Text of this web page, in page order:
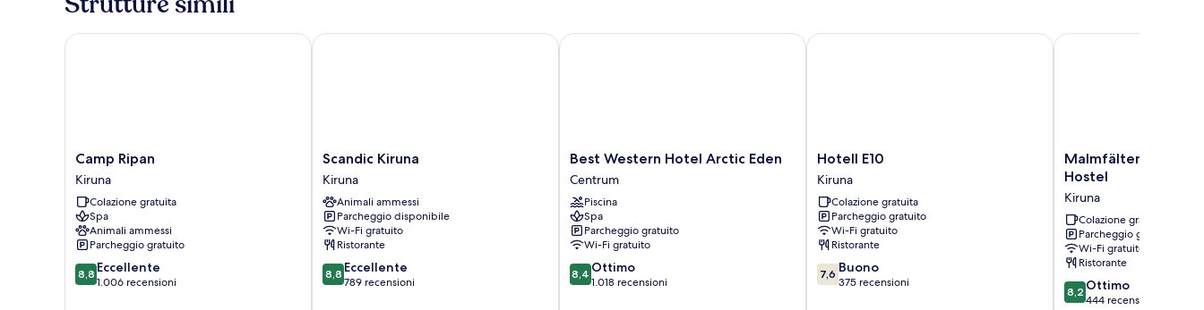
Camp
Ripan
Kiruna
Camp Ripan
Kiruna
Colazione gratuita
Spa
Animali ammessi
Parcheggio gratuito
8.8
su
8,8 Eccellente
1.006 recensioni
Camp Ripan
Scandic
Kiruna
Kiruna
Scandic Kiruna
Kiruna
Animali ammessi
Parcheggio disponibile
Wi-Fi gratuito
Ristorante
8.8
su
8,8 Eccellente
789 recensioni
Scandic Kiruna
Best
Western
Hotel
Arctic
Eden
Centrum
Best Western Hotel Arctic Eden
Centrum
Piscina
Spa
Parcheggio gratuito
Wi-Fi gratuito
8.4
su
8,4 Ottimo
1.018 recensioni
Best Western Hotel Arctic Eden
Hotell
E10
Kiruna
Hotell E10
Kiruna
Colazione gratuita
Parcheggio gratuito
Wi-Fi gratuito
Ristorante
7.6
su
7,6 Buono
375 recensioni
Hotell E10
Malmfältens
Logi
Konferens
-
Hostel
Kiruna
Malmfältens Logi &
Hostel
Kiruna
Colazione gratuita
Parcheggio gratuito
Wi-Fi gratuito
Ristorante
8.2
su
8,2 Ottimo
444 recensioni
Malmfältens Logi &